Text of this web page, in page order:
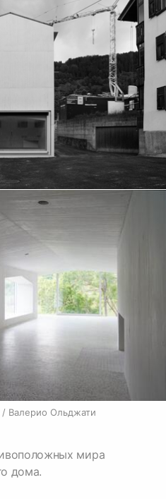
Валерио Ольджати
мира
дома.